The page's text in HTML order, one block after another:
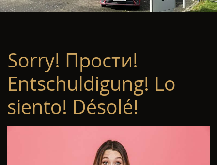
Sorry! Прости!
Entschuldigung! Lo
siento! Désolé!